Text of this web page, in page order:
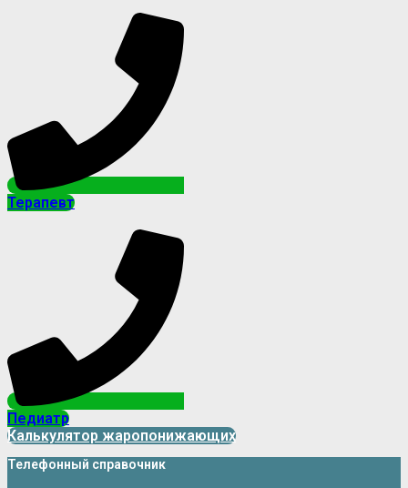
Терапевт
Педиатр
Калькулятор жаропонижающих
Телефонный справочник